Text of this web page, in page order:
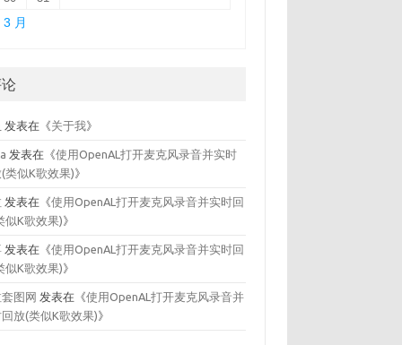
3 月
发表在《关于我》
发表在《使用OpenAL打开麦克风录音并实时
(类似K歌效果)》
发表在《使用OpenAL打开麦克风录音并实时回
似K歌效果)》
发表在《使用OpenAL打开麦克风录音并实时回
似K歌效果)》
图网 发表在《使用OpenAL打开麦克风录音并
放(类似K歌效果)》